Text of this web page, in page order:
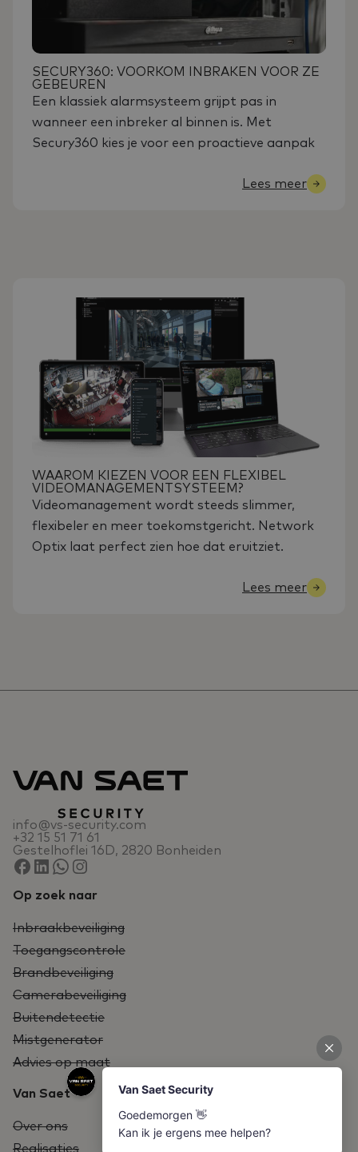
SECURY360: VOORKOM INBRAKEN VOOR ZE
GEBEUREN
Een klassiek alarmsysteem grijpt pas in
wanneer een inbreker al binnen is. Met
Secury360 kies je voor een proactieve aanpak
Lees meer
WAAROM KIEZEN VOOR EEN FLEXIBEL
VIDEOMANAGEMENTSYSTEEM?
Videomanagement wordt steeds slimmer,
flexibeler en meer toekomstgericht. Network
Optix laat perfect zien hoe dat eruitziet.
Lees meer
info@vs-security.com
+32 15 51 71 61
Gestelhoflei 16D, 2820 Bonheiden
Op zoek naar
Inbraakbeveiliging
Toegangscontrole
Brandbeveiliging
Camerabeveiliging
Buitendetectie
Mistgenerator
Advies op maat
Van Saet
Over ons
Realisaties